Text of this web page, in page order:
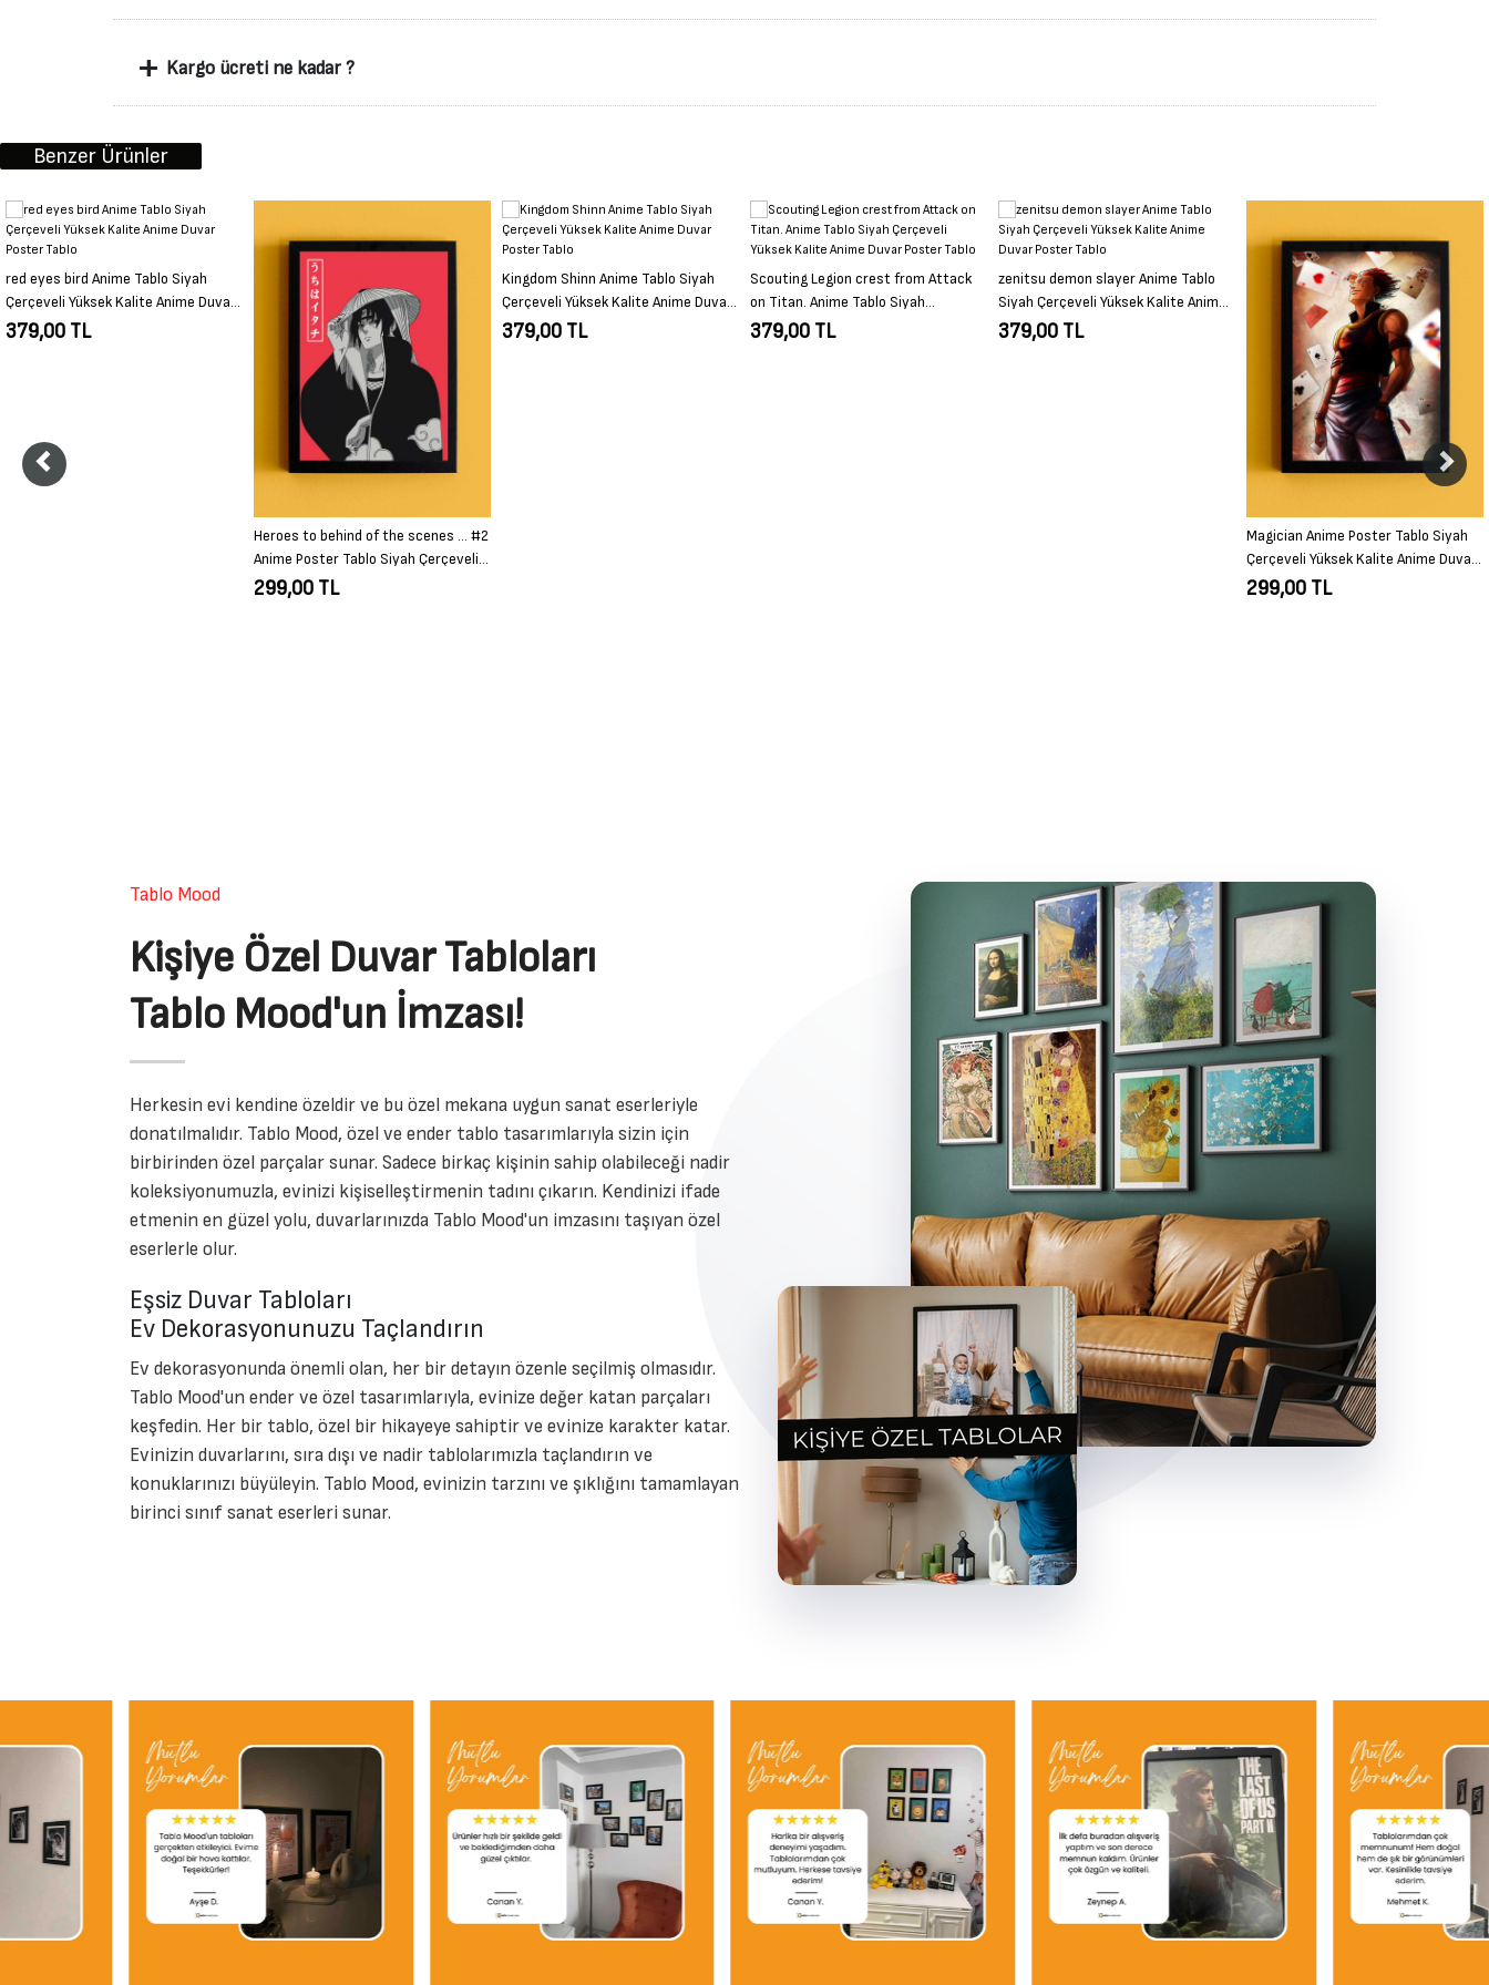
+ Kargo ücreti ne kadar ?
Benzer Ürünler
Kingdom Shinn Anime Tablo Siyah
Çerçeveli Yüksek Kalite Anime Duvar
Poster Tablo
379,00 TL
Scouting Legion crest from Attack
on Titan. Anime Tablo Siyah
Çerçeveli Yüksek Kalite Anime Duvar
379,00 TL
zenitsu demon slayer Anime Tablo
Siyah Çerçeveli Yüksek Kalite Anime
Duvar Poster Tablo
379,00 TL
hollow knight Anime Tablo Siyah
Çerçeveli Yüksek Kalite Anime Duvar
Poster Tablo
379,00 TL
Tablo Mood
Kişiye Özel Duvar Tabloları
Tablo Mood'un İmzası!
Herkesin evi kendine özeldir ve bu özel mekana uygun sanat eserleriyle
donatılmalıdır. Tablo Mood, özel ve ender tablo tasarımlarıyla sizin için
birbirinden özel parçalar sunar. Sadece birkaç kişinin sahip olabileceği nadir
koleksiyonumuzla, evinizi kişiselleştirmenin tadını çıkarın. Kendinizi ifade
etmenin en güzel yolu, duvarlarınızda Tablo Mood'un imzasını taşıyan özel
eserlerle olur.
Eşsiz Duvar Tabloları
Ev Dekorasyonunuzu Taçlandırın
Ev dekorasyonunda önemli olan, her bir detayın özenle seçilmiş olmasıdır.
Tablo Mood'un ender ve özel tasarımlarıyla, evinize değer katan parçaları
keşfedin. Her bir tablo, özel bir hikayeye sahiptir ve evinize karakter katar.
Evinizin duvarlarını, sıra dışı ve nadir tablolarımızla taçlandırın ve
konuklarınızı büyüleyin. Tablo Mood, evinizin tarzını ve şıklığını tamamlayan
birinci sınıf sanat eserleri sunar.